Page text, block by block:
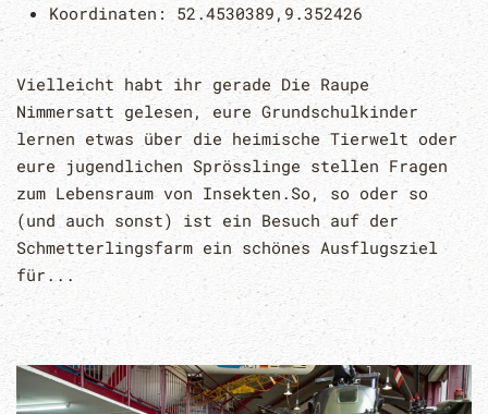
Koordinaten: 52.4530389,9.352426
Vielleicht habt ihr gerade Die Raupe
Nimmersatt gelesen, eure Grundschulkinder
lernen etwas über die heimische Tierwelt oder
eure jugendlichen Sprösslinge stellen Fragen
zum Lebensraum von Insekten.So, so oder so
(und auch sonst) ist ein Besuch auf der
Schmetterlingsfarm ein schönes Ausflugsziel
für...